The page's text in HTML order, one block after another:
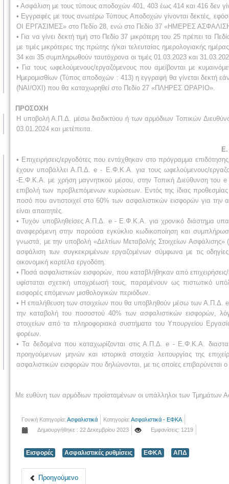
• Ασφάλιση με τους τύπους αποδοχών 401, 403 έως 414 και 416 δεν
• Εγγραφές με τους ανωτέρω Τύπους Αποδοχών γίνονται δεκτές,
ΟΙ ΕΡΓΑΣΙΜΕΣ» στο Πεδίο 28, ενώ στο Πεδίο 37 «ΗΜΕΡΕΣ
• Για να γίνει δεκτή τιμή στο Πεδίο 37 μικρότερη του 25 πρέπει
με τιμές μικρότερες της πρώτης ή/και τελευταίας ημερολογιακής
34 και 35 συμπληρωθούν ταυτόχρονα οι τιμές 01.03.2023 και
• Για τους ωφελούμενους/εργαζόμενους που αμείβονται με
Ημερομισθίων (Τύπος αποδοχών : 413) η εγγραφή θα γίνεται δεκτή
(NAI/OXI) που θα καταχωρηθεί στο Πεδίο 27 «ΠΛΗΡΕΣ ΩΡΑΡΙΟ».
ΠΡΟΣΟΧΗ
Η υποβολή Α.Π.Δ. μέσω διαδικτύου ή των αρμόδιων Τοπικών
03.01.2024 και μετέπειτα.
• Επιχειρήσεις/εργοδότες που εντάχθηκαν στο πρόγραμμα
έχουν υποβάλλει Α.Π.Δ. e - Ε.Φ.Κ.Α. για τους ωφελούμενους/
-Ε.Φ.Κ.Α. με χρήση μαγνητικού μέσου, στην Τοπική Διεύθυνση του
επιβολή των προβλεπόμενων κυρώσεων. Εντός της ίδιας
ποσό που αντιστοιχεί στο 60% των ασφαλιστικών εισφορών για
είναι απαιτητές.
• Τυχόν υποβληθείσες Α.Π.Δ. e - Ε.Φ.Κ.Α. για χρονικό διάστημα
αναφερόμενη στην παρούσα εγκύκλιο κωδικοποίηση και
γνωστά, με την υποβολή «Δελτίων Μεταβολής Στοιχείων
ασφάλιση των συγκεκριμένων εργαζομένων σύμφωνα με τις
οικονομική καρτέλα εργοδότη.
• Ποσά ασφαλιστικών εισφορών, που καταβλήθηκαν από
υφίσταται σχετική υποχρέωσή τους, παραμένουν ως πιστωτικό
εισφορές επόμενων μισθολογικών περιόδων.
• Η επαλήθευση των στοιχείων που θα υποβληθούν μέσω των
την καταβολή του ποσοστού 40% των ασφαλιστικών εισφορών,
στοιχείων από τα πληροφοριακά συστήματα του Υπουργείου
φορέων.
• Τα δεδομένα που καταχωρίζονται στις Α.Π.Δ. e - Ε.Φ.Κ.Α.
προηγούμενων μηνών και ιστορικά στοιχεία λειτουργίας της
ασφαλιστικών εισφορών που δηλώνονται, με τις οποίες επιβαρύνεται
Με ευθύνη των αρμόδιων προϊσταμένων οι υπάλληλοι των
Γονική Κατηγορία: Ασφαλιστικά Κατηγορία: Ασφαλιστικά - ΕΦΚΑ
Δημιουργήθηκε : 22 Δεκεμβρίου 2023
Εμφανίσεις: 1219
Εισφορές Ασφαλιστικές ρυθμίσεις ΕΦΚΑ ΑΠΔ
Προηγούμενο